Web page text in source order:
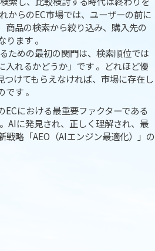
からのEC市場では、ユーザーの前に
商品の検索から絞り込み、購入先の
ます 。
ための最初の関門は、検索順位では
入れるかどうか」です 。どれほど優
つけてもらえなければ、市場に存在し
す 。
における最重要ファクターである
AIに発見され、正しく理解され、最
戦略「AEO（AIエンジン最適化）」の